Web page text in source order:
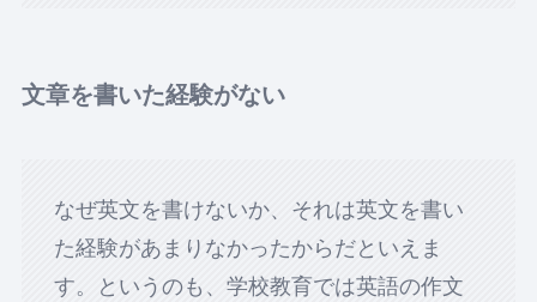
文章を書いた経験がない
なぜ英文を書けないか、それは英文を書い
た経験があまりなかったからだといえま
す。というのも、学校教育では英語の作文